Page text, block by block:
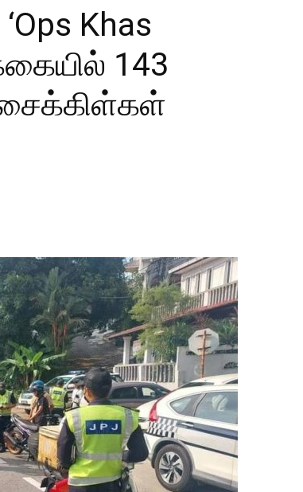
Khas
143